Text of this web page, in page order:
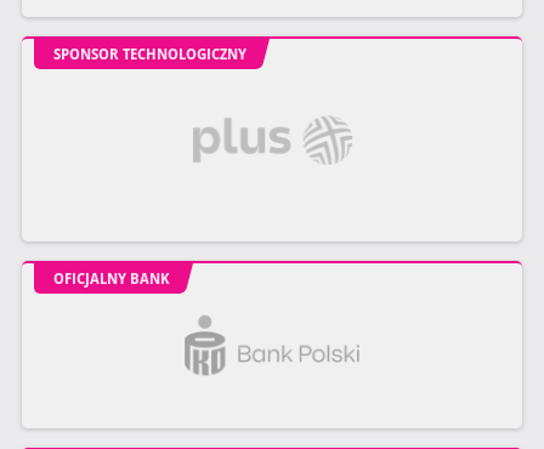
SPONSOR TECHNOLOGICZNY
OFICJALNY BANK